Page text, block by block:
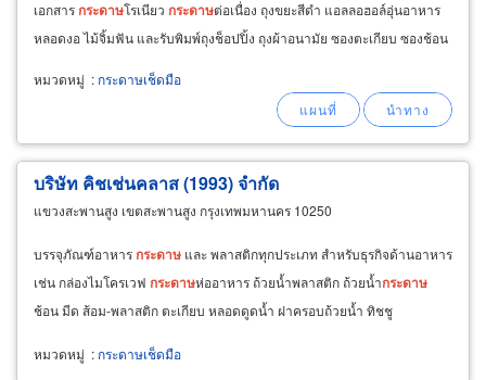
เอกสาร กระดาษโรเนียว กระดาษต่อเนื่อง ถุงขยะสีดำ แอลลอฮอล์อุ่นอาหาร
หลอดงอ ไม้จิ้มฟัน และรับพิมพ์ถุงช็อปปิ้ง ถุงผ้าอนามัย ซองตะเกียบ ซองช้อน
หมวดหมู่ : กระดาษเช็ดมือ
บริษัท คิชเช่นคลาส (1993) จำกัด
แขวงสะพานสูง เขตสะพานสูง กรุงเทพมหานคร 10250
บรรจุภัณฑ์อาหาร กระดาษ และ พลาสติกทุกประเภท สำหรับธุรกิจด้านอาหาร
เช่น กล่องไมโครเวฟ กระดาษห่ออาหาร ถ้วยน้ำพลาสติก ถ้วยน้ำกระดาษ
ช้อน มีด ส้อม-พลาสติก ตะเกียบ หลอดดูดน้ำ ฝาครอบถ้วยน้ำ ทิชชู
หมวดหมู่ : กระดาษเช็ดมือ